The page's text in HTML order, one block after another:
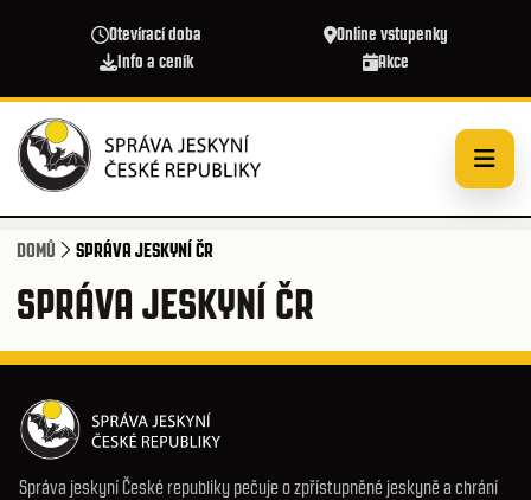
Otevírací doba
Online vstupenky
Info a ceník
Akce
DOMŮ SPRÁVA JESKYNÍ ČR
SPRÁVA JESKYNÍ ČR
Správa jeskyní České republiky pečuje o zpřístupněné jeskyně a chrání